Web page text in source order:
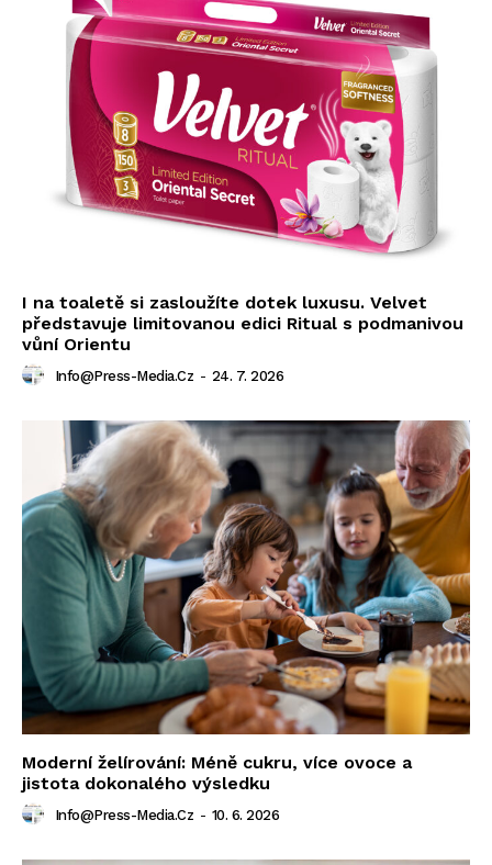
I na toaletě si zasloužíte dotek luxusu. Velvet
představuje limitovanou edici Ritual s podmanivou
vůní Orientu
Info@press-Media.cz - 24. 7. 2026
Moderní želírování: Méně cukru, více ovoce a
jistota dokonalého výsledku
Info@press-Media.cz - 10. 6. 2026